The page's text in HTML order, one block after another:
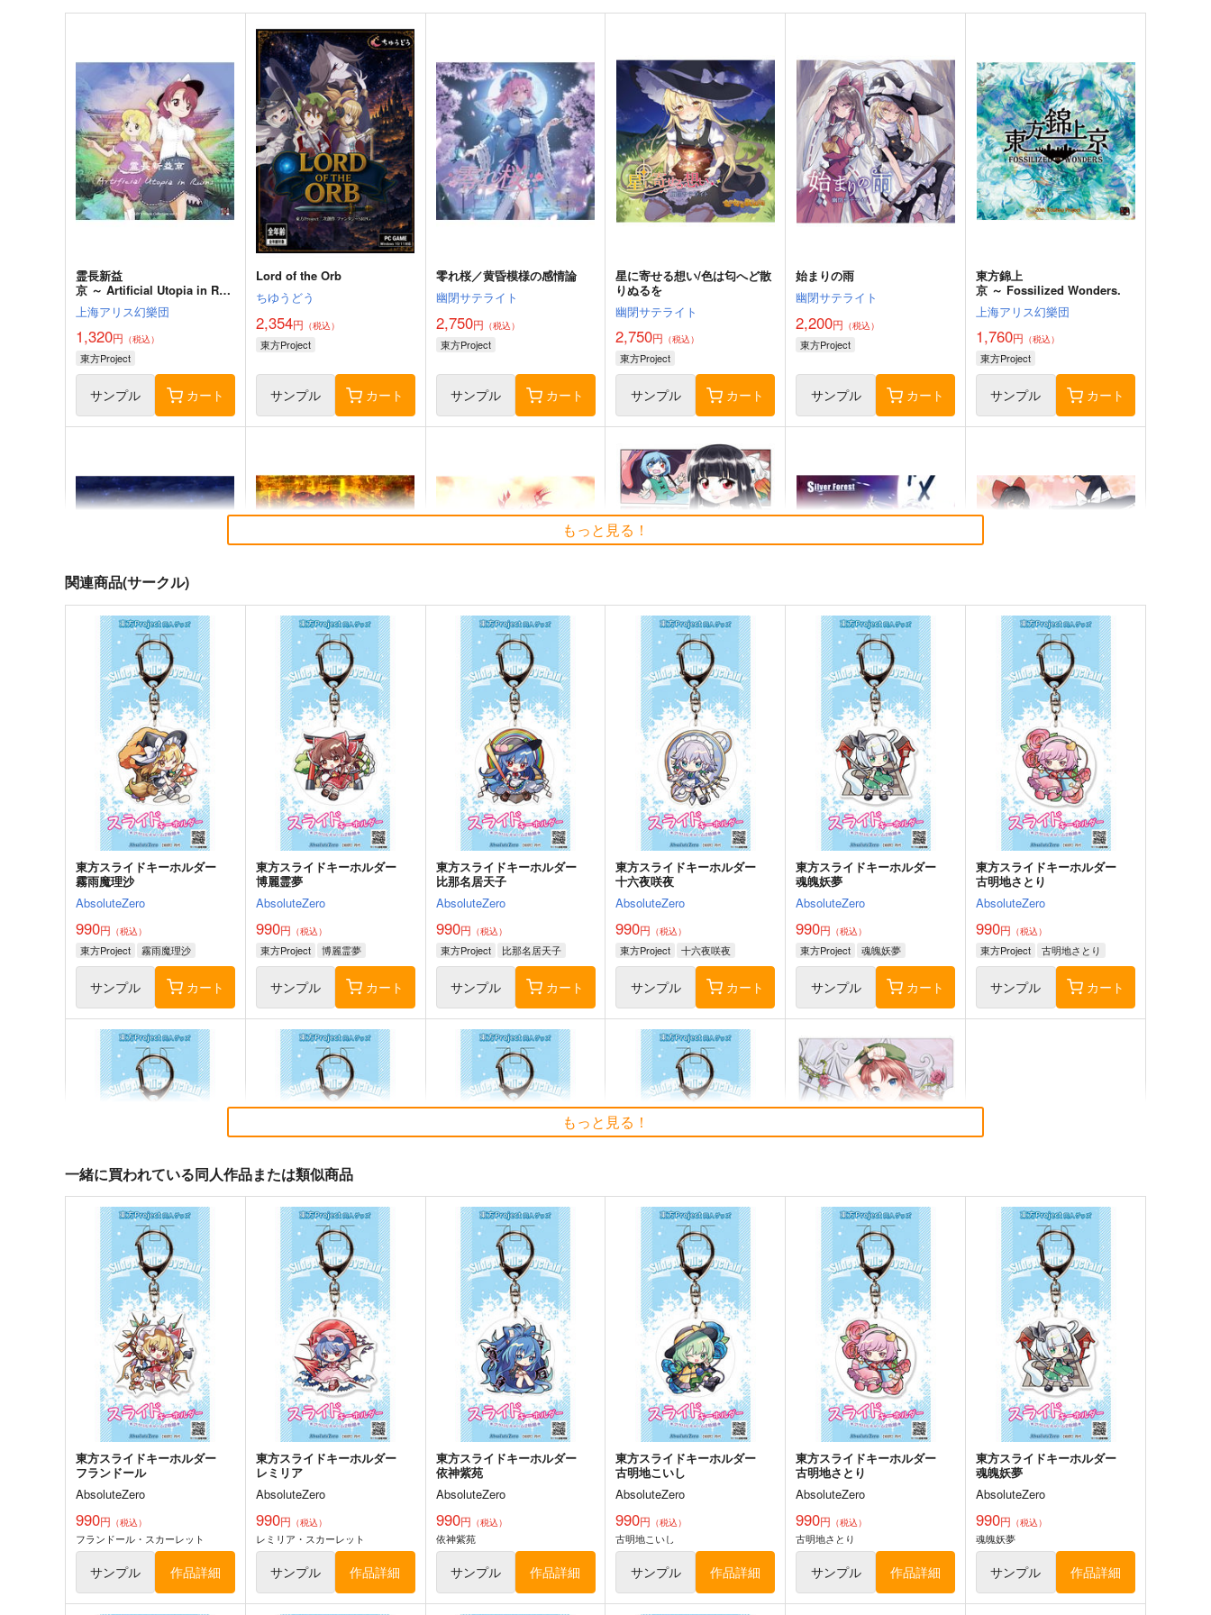
霊長新益
京 ～ Artificial Utopia in Rui
ns.
上海アリス幻樂団
1,320円 （税込）
東方Project
サンプル カート
Lord of the Orb
ちゆうどう
2,354円 （税込）
東方Project
サンプル カート
零れ桜／黄昏模様の感情論
幽閉サテライト
2,750円 （税込）
東方Project
サンプル カート
星に寄せる想い/色は匂へど散
りぬるを
幽閉サテライト
2,750円 （税込）
東方Project
サンプル カート
始まりの雨
幽閉サテライト
2,200円 （税込）
東方Project
サンプル カート
東方錦上
京 ～ Fossilized Wonders.
上海アリス幻樂団
1,760円 （税込）
東方Project
サンプル カート
寂光寂
滅 ～ The Truth of the Cessa
tion of Dukkha
Demetori
1,320 円（税込）
東方Project 博麗霊夢
サンプル カート
東方剛欲異聞～水没した沈愁
黄昏フロンティア
2,200 円（税込）
東方Project
サンプル カート
東方紅魔郷～
the Embodiment of Scarlet
Devil～
上海アリス幻樂団
1,100 円 （税込）
東方Project
サンプル カート
イナバ式肝試し
Seraphim Castle
円（税込）
東方Project
蓬莱山輝夜
藤原妹紅
サンプル カート
Clutch Shooter #05
Silver Forest
1,430円（税込）
東方Project 十六夜咲夜
サンプル カート
東方M-1ぐらんぷり音楽集３
あ～るの～と
2,750円（税込）
東方Project
サンプル カート
2,750円（税込）
サンプル カート
そだててYU→MA
東方Project
サンプル カート
さとりとおりんのほのぼの四
ひてさむし
サンプル カート
東方夢想夏郷
5SHORT DEMO MOVIE
舞風-Maikaze
サンプル カート
風見幽香は「楽」したい
サンプル カート
チルノという少女ー純文学チ
牧草べびぃべっど
サンプル カート
東方Project風-心非公式
HandBook
胡玉書厨
1,572 円
東方Project
東風谷早苗
鳥獣スキンシップ
ついらくげんば
550円 （税込）
ミスティア・ローレライ
異変のいろは
Seraphim Castle
550円 （税込）
蓬莱山輝夜
綿月依姫
狐色 祭り色二十三尾。
狐色
660円 （税込）
八雲藍
Clutch Shooter #04
Silver Forest
1,540円（税込）
チルノ
REVENGE
リベンジ、ユメウツツカラ
1,650円（税込）
もっと見る！
関連商品(サークル)
東方スライドキーホルダー
霧雨魔理沙
AbsoluteZero
990円 （税込）
東方Project 霧雨魔理沙
サンプル カート
東方スライドキーホルダー
博麗霊夢
AbsoluteZero
990円 （税込）
東方Project 博麗霊夢
サンプル カート
東方スライドキーホルダー
比那名居天子
AbsoluteZero
990円 （税込）
東方Project 比那名居天子
サンプル カート
東方スライドキーホルダー
十六夜咲夜
AbsoluteZero
990円 （税込）
東方Project 十六夜咲夜
サンプル カート
東方スライドキーホルダー
魂魄妖夢
AbsoluteZero
990円 （税込）
東方Project 魂魄妖夢
サンプル カート
東方スライドキーホルダー
古明地さとり
AbsoluteZero
990円 （税込）
東方Project 古明地さとり
サンプル カート
東方スライドキーホルダー
古明地こいし
AbsoluteZero
円 （税込）
東方Project 古明地こいし
サンプル カート
東方スライドキーホルダー
依神紫苑
AbsoluteZero
円 （税込）
東方Project 依神紫苑
サンプル カート
東方スライドキーホルダー
レミリア
AbsoluteZero
円 （税込）
東方Project
レミリア・スカーレット
サンプル カート
東方スライドキーホルダー
フランドール
AbsoluteZero
円 （税込）
東方Project
フランドール・スカーレット
サンプル カート
東方クリアファイル 紅美鈴
AbsoluteZero
円 （税込）
東方Project 紅美鈴
サンプル カート
もっと見る！
一緒に買われている同人作品または類似商品
東方スライドキーホルダー
フランドール
AbsoluteZero
990円 （税込）
フランドール・スカーレット
サンプル 作品詳細
東方スライドキーホルダー
レミリア
AbsoluteZero
990円 （税込）
レミリア・スカーレット
サンプル 作品詳細
東方スライドキーホルダー
依神紫苑
AbsoluteZero
990円 （税込）
依神紫苑
サンプル 作品詳細
東方スライドキーホルダー
古明地こいし
AbsoluteZero
990円 （税込）
古明地こいし
サンプル 作品詳細
東方スライドキーホルダー
古明地さとり
AbsoluteZero
990円 （税込）
古明地さとり
サンプル 作品詳細
東方スライドキーホルダー
魂魄妖夢
AbsoluteZero
990円 （税込）
魂魄妖夢
サンプル 作品詳細